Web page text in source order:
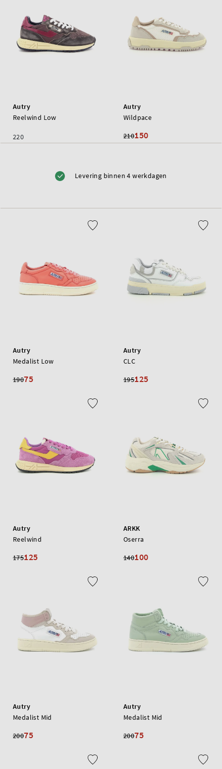
Autry
Reelwind Low
220
Autry
Wildpace
210150
Autry
Medalist Low
19075
Autry
CLC
195125
Autry
Reelwind
175125
ARKK
Oserra
140100
Autry
Medalist Mid
20075
Autry
Medalist Mid
20075
Levering binnen 4 werkdagen